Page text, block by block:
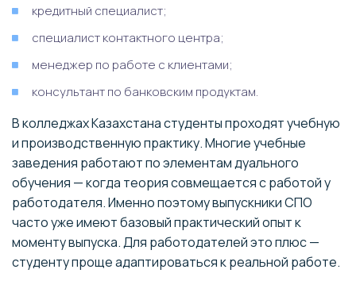
кредитный специалист;
специалист контактного центра;
менеджер по работе с клиентами;
консультант по банковским продуктам.
В колледжах Казахстана студенты проходят учебную
и производственную практику. Многие учебные
заведения работают по элементам дуального
обучения — когда теория совмещается с работой у
работодателя. Именно поэтому выпускники СПО
часто уже имеют базовый практический опыт к
моменту выпуска. Для работодателей это плюс —
студенту проще адаптироваться к реальной работе.